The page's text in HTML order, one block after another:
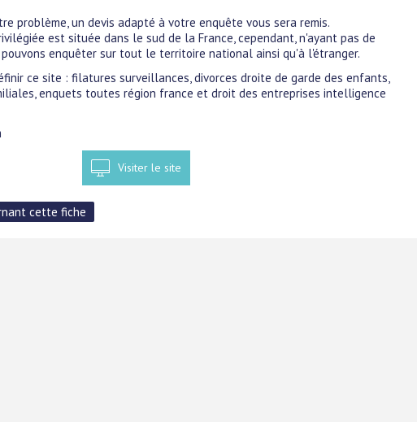
problème, un devis adapté à votre enquête vous sera remis.
est située dans le sud de la France, cependant, n'ayant pas de
enquêter sur tout le territoire national ainsi qu'à l'étranger.
ce site : filatures surveillances, divorces droite de garde des enfants,
enquets toutes région france et droit des entreprises intelligence
Visiter le site